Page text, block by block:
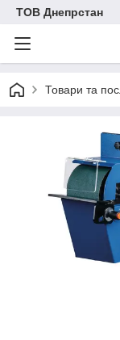
ТОВ Днепрстан
Товари та